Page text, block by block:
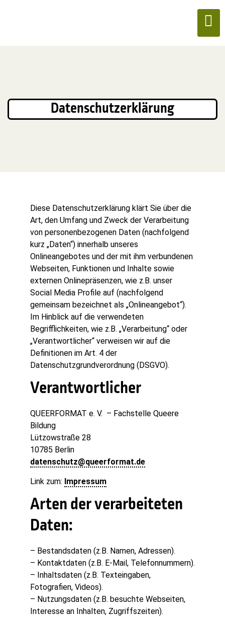
Datenschutzerklärung
Diese Datenschutzerklärung klärt Sie über die
Art, den Umfang und Zweck der Verarbeitung
von personenbezogenen Daten (nachfolgend
kurz „Daten“) innerhalb unseres
Onlineangebotes und der mit ihm verbundenen
Webseiten, Funktionen und Inhalte sowie
externen Onlinepräsenzen, wie z.B. unser
Social Media Profile auf (nachfolgend
gemeinsam bezeichnet als „Onlineangebot“).
Im Hinblick auf die verwendeten
Begrifflichkeiten, wie z.B. „Verarbeitung“ oder
„Verantwortlicher“ verweisen wir auf die
Definitionen im Art. 4 der
Datenschutzgrundverordnung (DSGVO).
Verantwortlicher
QUEERFORMAT e. V. – Fachstelle Queere
Bildung
Lützowstraße 28
10785 Berlin
datenschutz@queerformat.de
Link zum: Impressum
Arten der verarbeiteten
Daten:
– Bestandsdaten (z.B. Namen, Adressen).
– Kontaktdaten (z.B. E-Mail, Telefonnummern).
– Inhaltsdaten (z.B. Texteingaben,
Fotografien, Videos).
– Nutzungsdaten (z.B. besuchte Webseiten,
Interesse an Inhalten, Zugriffszeiten).